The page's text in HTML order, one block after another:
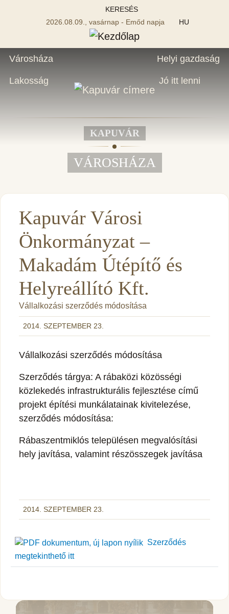
KERESÉS
2026.08.09., vasárnap - Emőd napja
HU
Városháza
Lakosság
Helyi gazdaság
Jó itt lenni
KAPUVÁR
VÁROSHÁZA
Kapuvár Városi
Önkormányzat –
Makadám Útépítő és
Helyreállító Kft.
Vállalkozási szerződés módosítása
2014. SZEPTEMBER 23.
Vállalkozási szerződés módosítása
Szerződés tárgya: A rábaközi közösségi
közlekedés infrastrukturális fejlesztése című
projekt építési munkálatainak kivitelezése,
szerződés módosítása:
Rábaszentmiklós településen megvalósítási
hely javítása, valamint részösszegek javítása
2014. SZEPTEMBER 23.
Szerződés
megtekinthető itt